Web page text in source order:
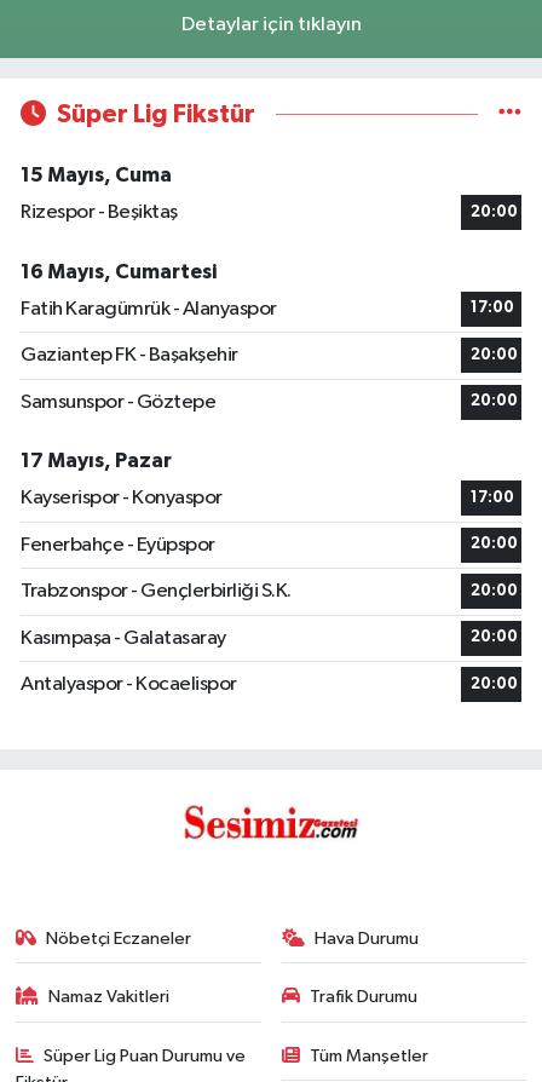
Detaylar için tıklayın
Süper Lig Fikstür
15 Mayıs, Cuma
Rizespor - Beşiktaş
20:00
16 Mayıs, Cumartesi
Fatih Karagümrük - Alanyaspor
17:00
Gaziantep FK - Başakşehir 20:00
Samsunspor - Göztepe 20:00
17 Mayıs, Pazar
Kayserispor - Konyaspor
17:00
Fenerbahçe - Eyüpspor 20:00
Trabzonspor - Gençlerbirliği S.K. 20:00
Kasımpaşa - Galatasaray 20:00
Antalyaspor - Kocaelispor 20:00
Nöbetçi Eczaneler Hava Durumu
Namaz Vakitleri Trafik Durumu
Süper Lig Puan Durumu ve
Tüm Manşetler